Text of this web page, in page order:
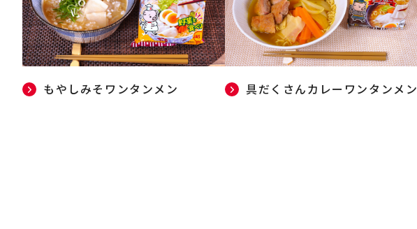
もやしみそワンタンメン 具だくさんカレーワンタンメン